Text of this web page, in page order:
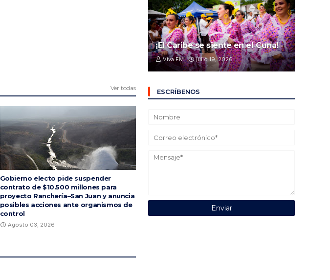
Ver todas
Gobierno electo pide suspender
contrato de $10.500 millones para
proyecto Ranchería–San Juan y anuncia
posibles acciones ante organismos de
control
Agosto 03, 2026
¡El Caribe se siente en el Cuna!
Viva FM julio 19, 2026
ESCRÍBENOS